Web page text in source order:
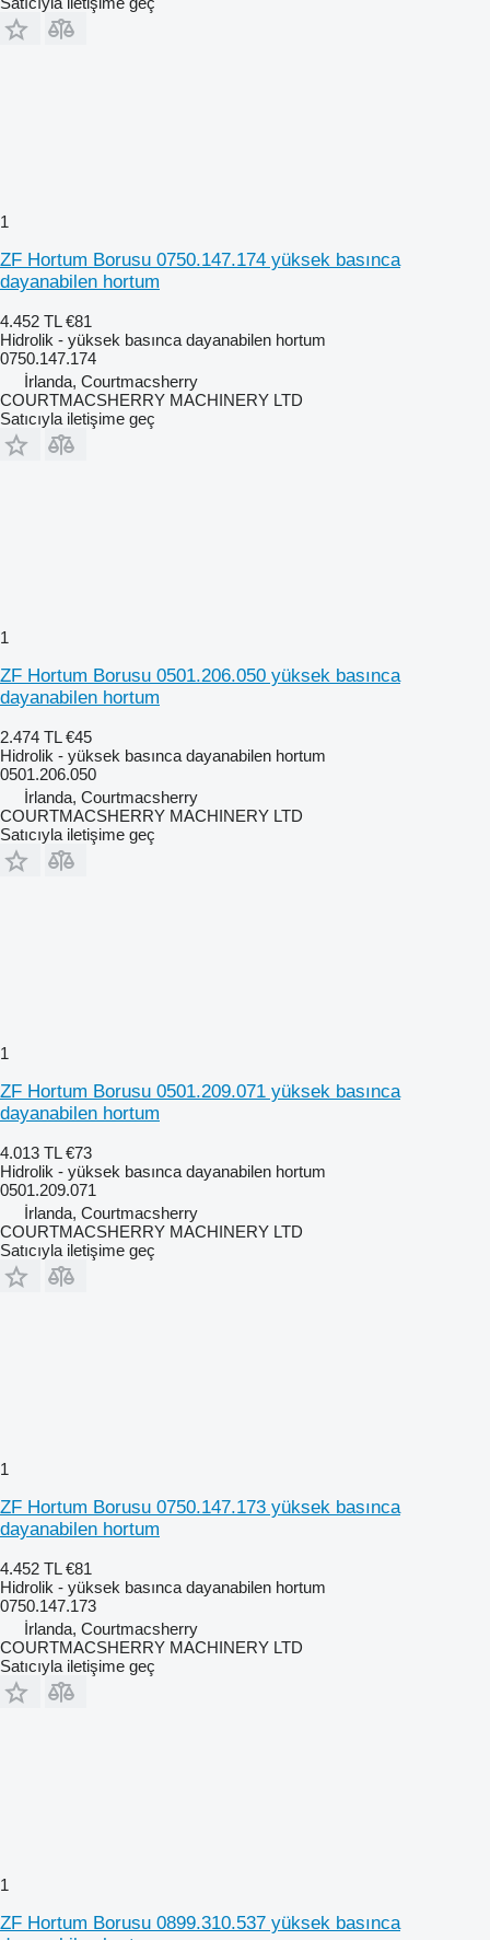
1
ZF Hortum Borusu 0750.147.174 yüksek basınca
dayanabilen hortum
4.452 TL €81
Hidrolik - yüksek basınca dayanabilen hortum
0750.147.174
İrlanda, Courtmacsherry
COURTMACSHERRY MACHINERY LTD
Satıcıyla iletişime geç
1
ZF Hortum Borusu 0501.206.050 yüksek basınca
dayanabilen hortum
2.474 TL €45
Hidrolik - yüksek basınca dayanabilen hortum
0501.206.050
İrlanda, Courtmacsherry
COURTMACSHERRY MACHINERY LTD
Satıcıyla iletişime geç
1
ZF Hortum Borusu 0501.209.071 yüksek basınca
dayanabilen hortum
4.013 TL €73
Hidrolik - yüksek basınca dayanabilen hortum
0501.209.071
İrlanda, Courtmacsherry
COURTMACSHERRY MACHINERY LTD
Satıcıyla iletişime geç
1
ZF Hortum Borusu 0750.147.173 yüksek basınca
dayanabilen hortum
4.452 TL €81
Hidrolik - yüksek basınca dayanabilen hortum
0750.147.173
İrlanda, Courtmacsherry
COURTMACSHERRY MACHINERY LTD
Satıcıyla iletişime geç
1
ZF Hortum Borusu 0899.310.537 yüksek basınca